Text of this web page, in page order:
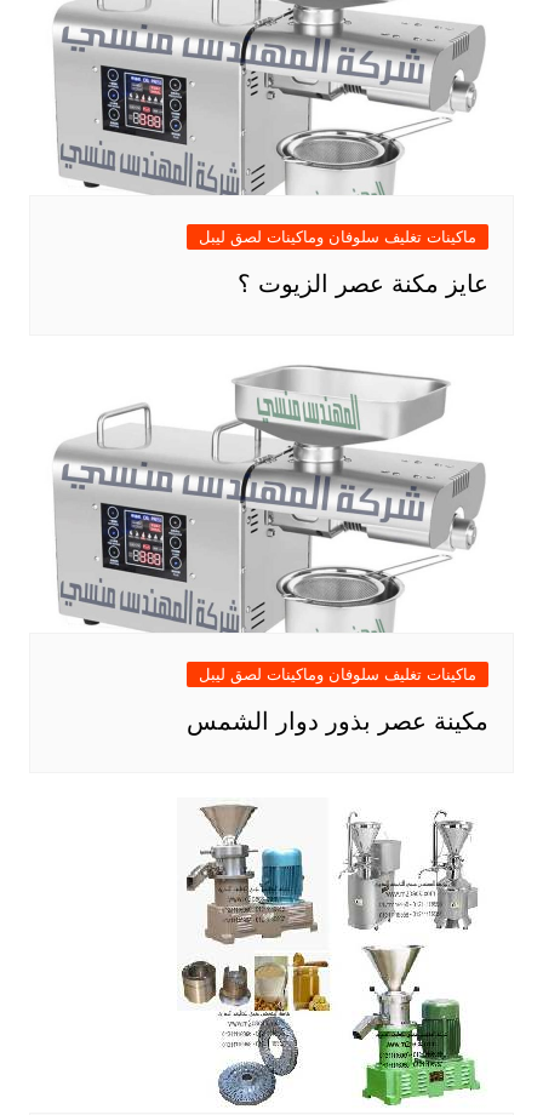
ماكينات تغليف سلوفان وماكينات لصق ليبل
عايز مكنة عصر الزيوت ؟
ماكينات تغليف سلوفان وماكينات لصق ليبل
مكينة عصر بذور دوار الشمس